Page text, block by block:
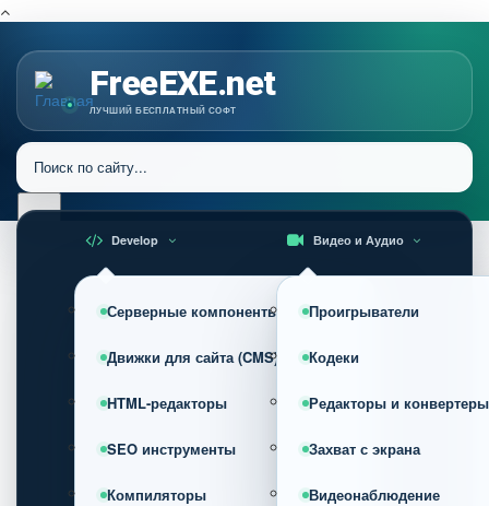
FreeEXE.net
ЛУЧШИЙ БЕСПЛАТНЫЙ СОФТ
Develop
Серверные компоненты
Движки для сайта (CMS)
HTML-редакторы
SEO инструменты
Компиляторы
Видео и Аудио
Проигрыватели
Кодеки
Редакторы и конвертеры
Захват с экрана
Видеонаблюдение